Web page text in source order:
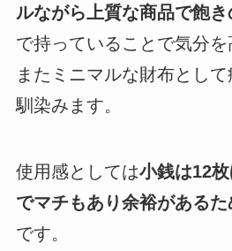
ルながら上質な商品で飽
で持っていることで気分を
またミニマルな財布とし
馴染みます。
使用感としては小銭は12
でマチもあり余裕がある
です。